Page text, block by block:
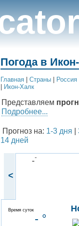
Погода в
Главная Cтраны Россия
Икон-Халк
Представляем
Подробнее...
Прогноз на: 1-3 дня
14 дней
<
--
- °
Время суток